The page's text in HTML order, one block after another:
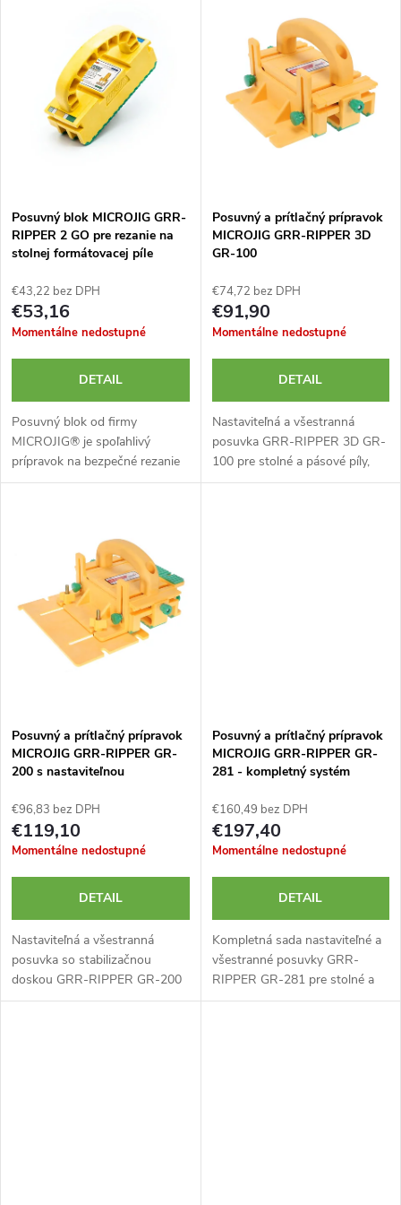
p
r
o
d
u
k
v
Najpredávanejšie
Abecedne
p
r
o
d
k
t
Posuvný blok MICROJIG GRR-
RIPPER 2 GO pre rezanie na
stolnej formátovacej píle
€43,22 bez DPH
€53,16
Momentálne nedostupné
DETAIL
Posuvný blok od firmy
MICROJIG® je spoľahlivý
prípravok na bezpečné rezanie
na stolnej formátovacej píle.
Posuvný a prítlačný prípravok
MICROJIG GRR-RIPPER 3D
GR-100
€74,72 bez DPH
€91,90
Momentálne nedostupné
DETAIL
Nastaviteľná a všestranná
posuvka GRR-RIPPER 3D GR-
100 pre stolné a pásové píly,
frézovacie stoly a frézky. Tento
Posuvný a prítlačný prípravok
MICROJIG GRR-RIPPER GR-
200 s nastaviteľnou
€96,83 bez DPH
€119,10
Momentálne nedostupné
DETAIL
Nastaviteľná a všestranná
posuvka so stabilizačnou
doskou GRR-RIPPER GR-200
pre stolné a pásové píly,
Posuvný a prítlačný prípravok
MICROJIG GRR-RIPPER GR-
281 - kompletný systém
€160,49 bez DPH
€197,40
Momentálne nedostupné
DETAIL
Kompletná sada nastaviteľné a
všestranné posuvky GRR-
RIPPER GR-281 pre stolné a
pásové píly, frézovacie stoly a